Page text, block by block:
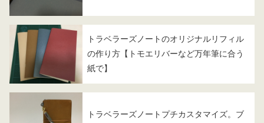
トラベラーズノートのオリジナルリフィル
の作り方【トモエリバーなど万年筆に合う
紙で】
トラベラーズノートプチカスタマイズ。ブ